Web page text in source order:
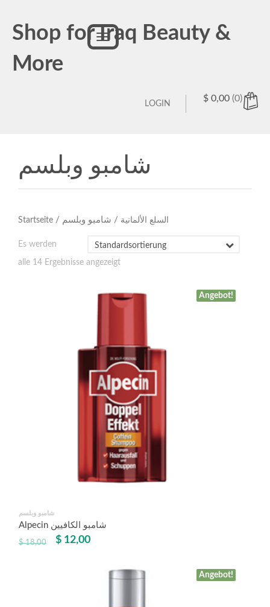
Shop for Iraq Beauty &
More
Toggle
navigation
$ 0,00 (0)
LOGIN
شامبو وبلسم
Startseite / السلع الألمانية / شامبو وبلسم
Es werden
alle 14 Ergebnisse angezeigt
Angebot!
شامبو وبلسم
Alpecin شامبو الكافيين
$18,00 $ 12,00
Angebot!